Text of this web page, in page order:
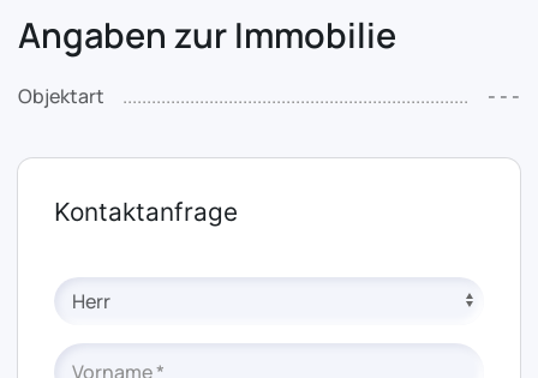
Angaben zur Immobilie
Objektart - - -
Kontaktanfrage